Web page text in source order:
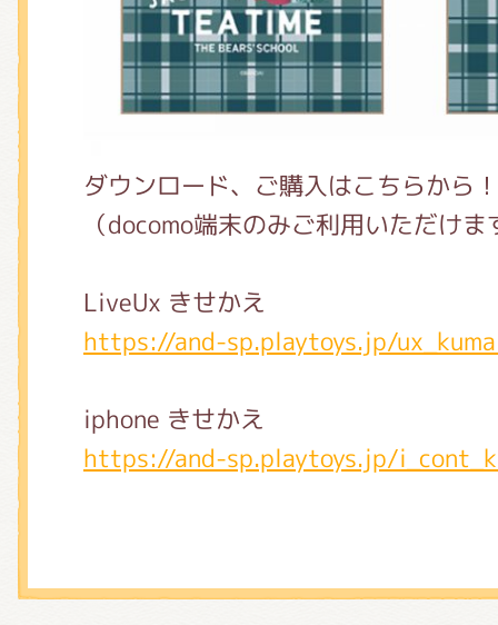
ダウンロード、ご購入はこちらから！
（docomo端末のみご利用いただけま
LiveUx きせかえ
https://and-sp.playtoys.jp/
iphone きせかえ
https://and-sp.playtoys.jp/